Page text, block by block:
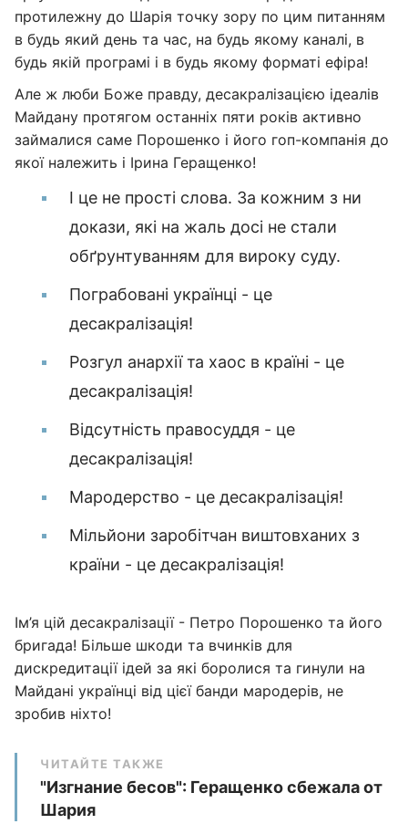
протилежну до Шарія точку зору по цим питанням
в будь який день та час, на будь якому каналі, в
будь якій програмі і в будь якому форматі ефіра!
Але ж люби Боже правду, десакралізацією ідеалів
Майдану протягом останніх пяти років активно
займалися саме Порошенко і його гоп-компанія до
якої належить і Ірина Геращенко!
І це не прості слова. За кожним з ни
докази, які на жаль досі не стали
обґрунтуванням для вироку суду.
Пограбовані українці - це
десакралізація!
Розгул анархії та хаос в країні - це
десакралізація!
Відсутність правосуддя - це
десакралізація!
Мародерство - це десакралізація!
Мільйони заробітчан виштовханих з
країни - це десакралізація!
Ім’я цій десакралізації - Петро Порошенко та його
бригада! Більше шкоди та вчинків для
дискредитації ідей за які боролися та гинули на
Майдані українці від цієї банди мародерів, не
зробив ніхто!
ЧИТАЙТЕ ТАКЖЕ
"Изгнание бесов": Геращенко сбежала от
Шария